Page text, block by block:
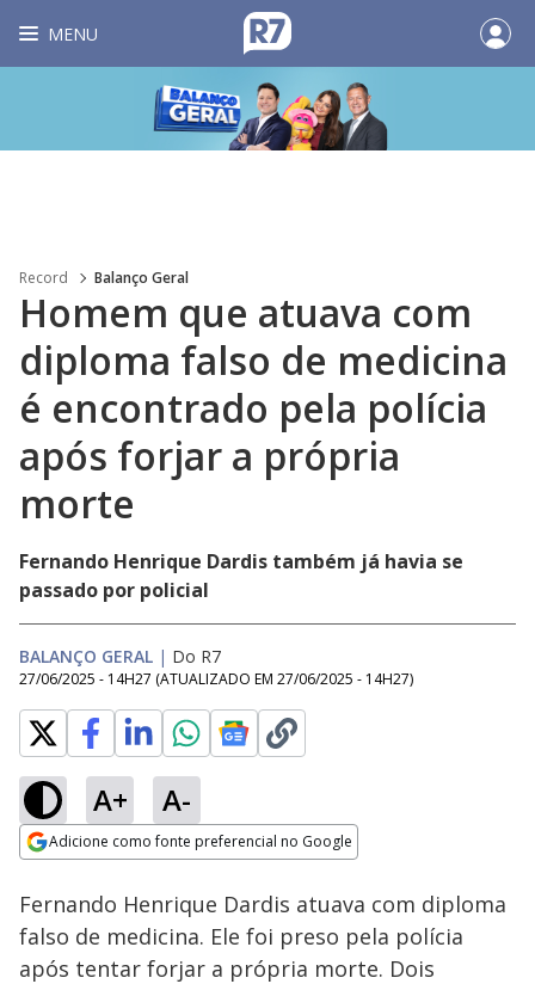
MENU
Record Balanço Geral
Homem que atuava com
diploma falso de medicina
é encontrado pela polícia
após forjar a própria
morte
Fernando Henrique Dardis também já havia se
passado por policial
BALANÇO GERAL | Do R7
27/06/2025 - 14H27 (ATUALIZADO EM 27/06/2025 - 14H27)
A+ A-
Adicione como fonte preferencial no Google
Ativar
Loaded :
14.70%
Fernando Henrique Dardis atuava com diploma
falso de medicina. Ele foi preso pela polícia
após tentar forjar a própria morte. Dois